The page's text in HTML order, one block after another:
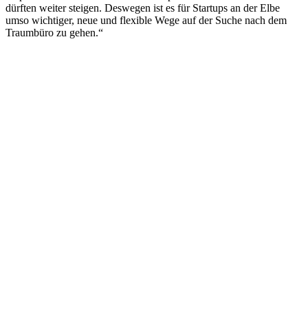
dürften weiter steigen. Deswegen ist es für Startups an der Elbe
umso wichtiger, neue und flexible Wege auf der Suche nach dem
Traumbüro zu gehen.“